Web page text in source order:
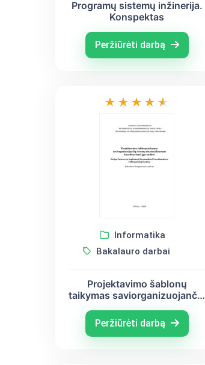
Programų sistemų inžinerija.
Konspektas
Peržiūrėti darbą
Informatika
Bakalauro darbai
Projektavimo šablonų
taikymas saviorganizuojančių
koordinavimui jgyvendinti
Peržiūrėti darbą